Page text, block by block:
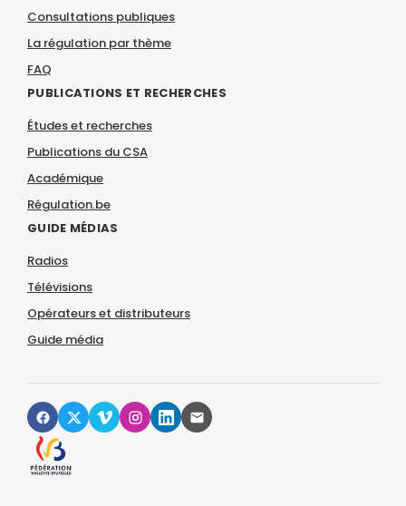
Consultations publiques
La régulation par thème
FAQ
PUBLICATIONS ET RECHERCHES
Études et recherches
Publications du CSA
Académique
Régulation.be
GUIDE MÉDIAS
Radios
Télévisions
Opérateurs et distributeurs
Guide média